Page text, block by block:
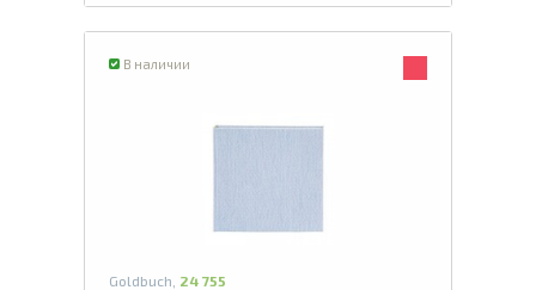
В наличии
Goldbuch, 24 755